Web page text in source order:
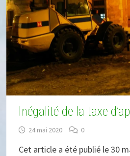
Inégalité de la taxe
24 mai 2020 0
Cet article a été publié le 30